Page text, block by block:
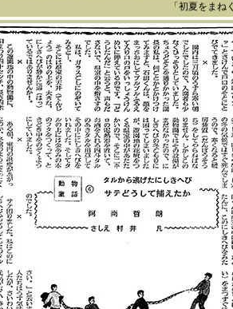
「初夏をまね